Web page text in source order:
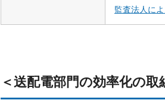
監査法人に
＜送配電部門の効率化の